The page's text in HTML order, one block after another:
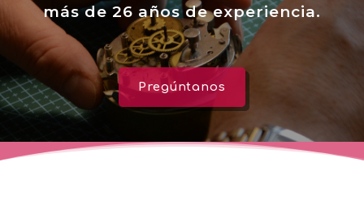
más de 26 años de experiencia.
Pregúntanos